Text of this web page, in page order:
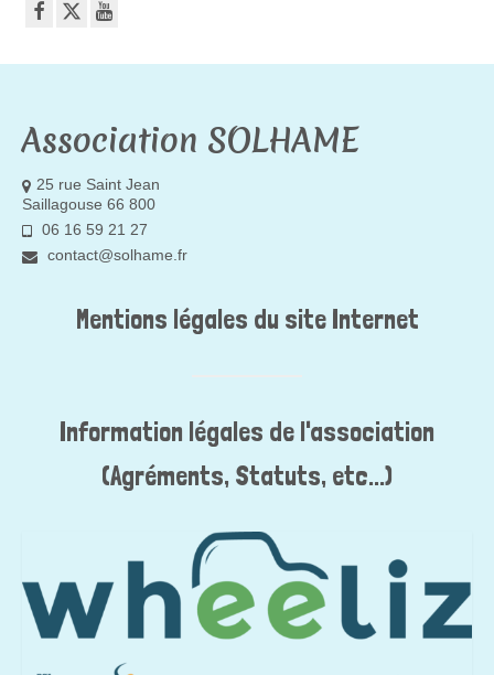
Association SOLHAME
25 rue Saint Jean
Saillagouse 66 800
06 16 59 21 27
contact@solhame.fr
Mentions légales du site Internet
Information légales de l'association
(Agréments, Statuts, etc...)